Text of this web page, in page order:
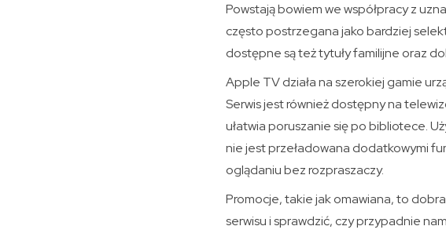
Powstają bowiem we współpracy z
często postrzegana jako bardziej
dostępne są też tytuły familijne oraz
Apple TV działa na szerokiej gamie
Serwis jest również dostępny na
ułatwia poruszanie się po bibliotece.
nie jest przeładowana dodatkowymi
oglądaniu bez rozpraszaczy.
Promocje, takie jak omawiana, to
serwisu i sprawdzić, czy przypadnie